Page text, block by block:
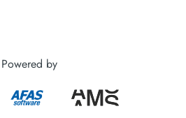
Powered by